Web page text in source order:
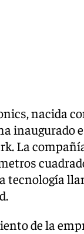
nacida
inaugurado
La
tecnología
de la